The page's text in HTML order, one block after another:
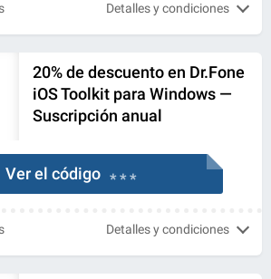
Detalles y condiciones
20% de descuento en Dr.Fone
iOS Toolkit para Windows —
Suscripción anual
Ver el código * * *
Detalles y condiciones